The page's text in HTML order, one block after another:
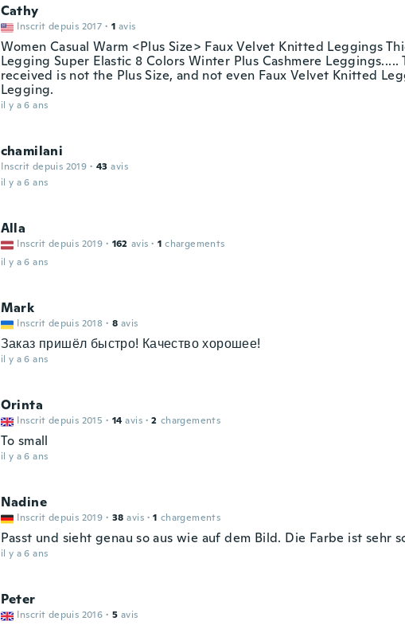
Cathy
Inscrit depuis 2017 · 1 avis
Women Casual Warm <Plus Size> Faux Velvet Knitted Leggings
Legging Super Elastic 8 Colors Winter Plus Cashmere Leggings.....
received is not the Plus Size, and not even Faux Velvet Knitted
Legging.
il y a 6 ans
chamilani
Inscrit depuis 2019 · 43 avis
il y a 6 ans
Alla
Inscrit depuis 2019 · 162 avis · 1 chargements
il y a 6 ans
Mark
Inscrit depuis 2018 · 8 avis
Заказ пришёл быстро! Качество хорошее!
il y a 6 ans
Orinta
Inscrit depuis 2015 · 14 avis · 2 chargements
To small
il y a 6 ans
Nadine
Inscrit depuis 2019 · 38 avis · 1 chargements
Passt und sieht genau so aus wie auf dem Bild. Die Farbe ist sehr
il y a 6 ans
Peter
Inscrit depuis 2016 · 5 avis